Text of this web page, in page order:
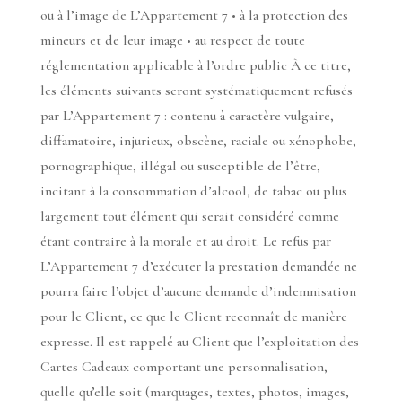
ou à l’image de L’Appartement 7 • à la protection des
mineurs et de leur image • au respect de toute
réglementation applicable à l’ordre public À ce titre,
les éléments suivants seront systématiquement refusés
par L’Appartement 7 : contenu à caractère vulgaire,
diffamatoire, injurieux, obscène, raciale ou xénophobe,
pornographique, illégal ou susceptible de l’être,
incitant à la consommation d’alcool, de tabac ou plus
largement tout élément qui serait considéré comme
étant contraire à la morale et au droit. Le refus par
L’Appartement 7 d’exécuter la prestation demandée ne
pourra faire l’objet d’aucune demande d’indemnisation
pour le Client, ce que le Client reconnaît de manière
expresse. Il est rappelé au Client que l’exploitation des
Cartes Cadeaux comportant une personnalisation,
quelle qu’elle soit (marquages, textes, photos, images,